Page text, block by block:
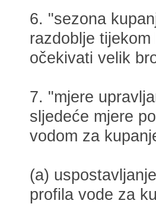
6. "sezona
razdoblje
očekivati velik
7. "mjere
sljedeće mjere
vodom za
(a)
profila vode za